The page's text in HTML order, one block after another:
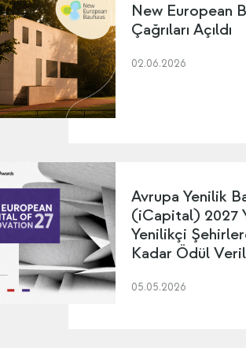
New European
Çağrıları Açıldı
02.06.2026
Avrupa Yenilik
(iCapital) 2027
Yenilikçi
Kadar Ödül
05.05.2026